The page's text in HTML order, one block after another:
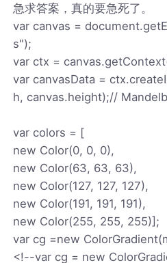
急求答案，真的要急死了。
var canvas =
s");
var ctx =
var canvasData =
h, canvas.height);//
var colors = [
new Color(0, 0, 0),
new Color(63, 63, 63),
new Color(127, 127, 127),
new Color(191, 191, 191),
new Color(255, 255, 255)];
var cg =new
<!--var cg = new